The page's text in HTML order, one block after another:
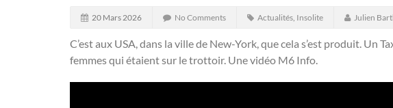
20 Mars 2026 No Comments Actualités, Insolite Julien
C’est aux USA, dans la ville de New-York, que cela s’est produit. Un
femmes qui étaient sur le trottoir. Une vidéo M6 Info.